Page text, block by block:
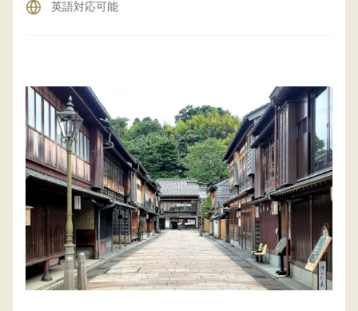
英語対応可能